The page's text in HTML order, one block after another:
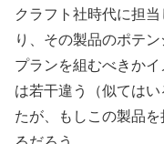
クラフト社時代に担
り、その製品のポテ
プランを組むべきか
は若干違う（似ては
たが、もしこの製品